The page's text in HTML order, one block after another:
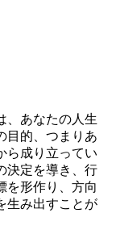
、あなたの人生
目的、つまりあ
ら成り立ってい
決定を導き、行
を形作り、方向
生み出すことが